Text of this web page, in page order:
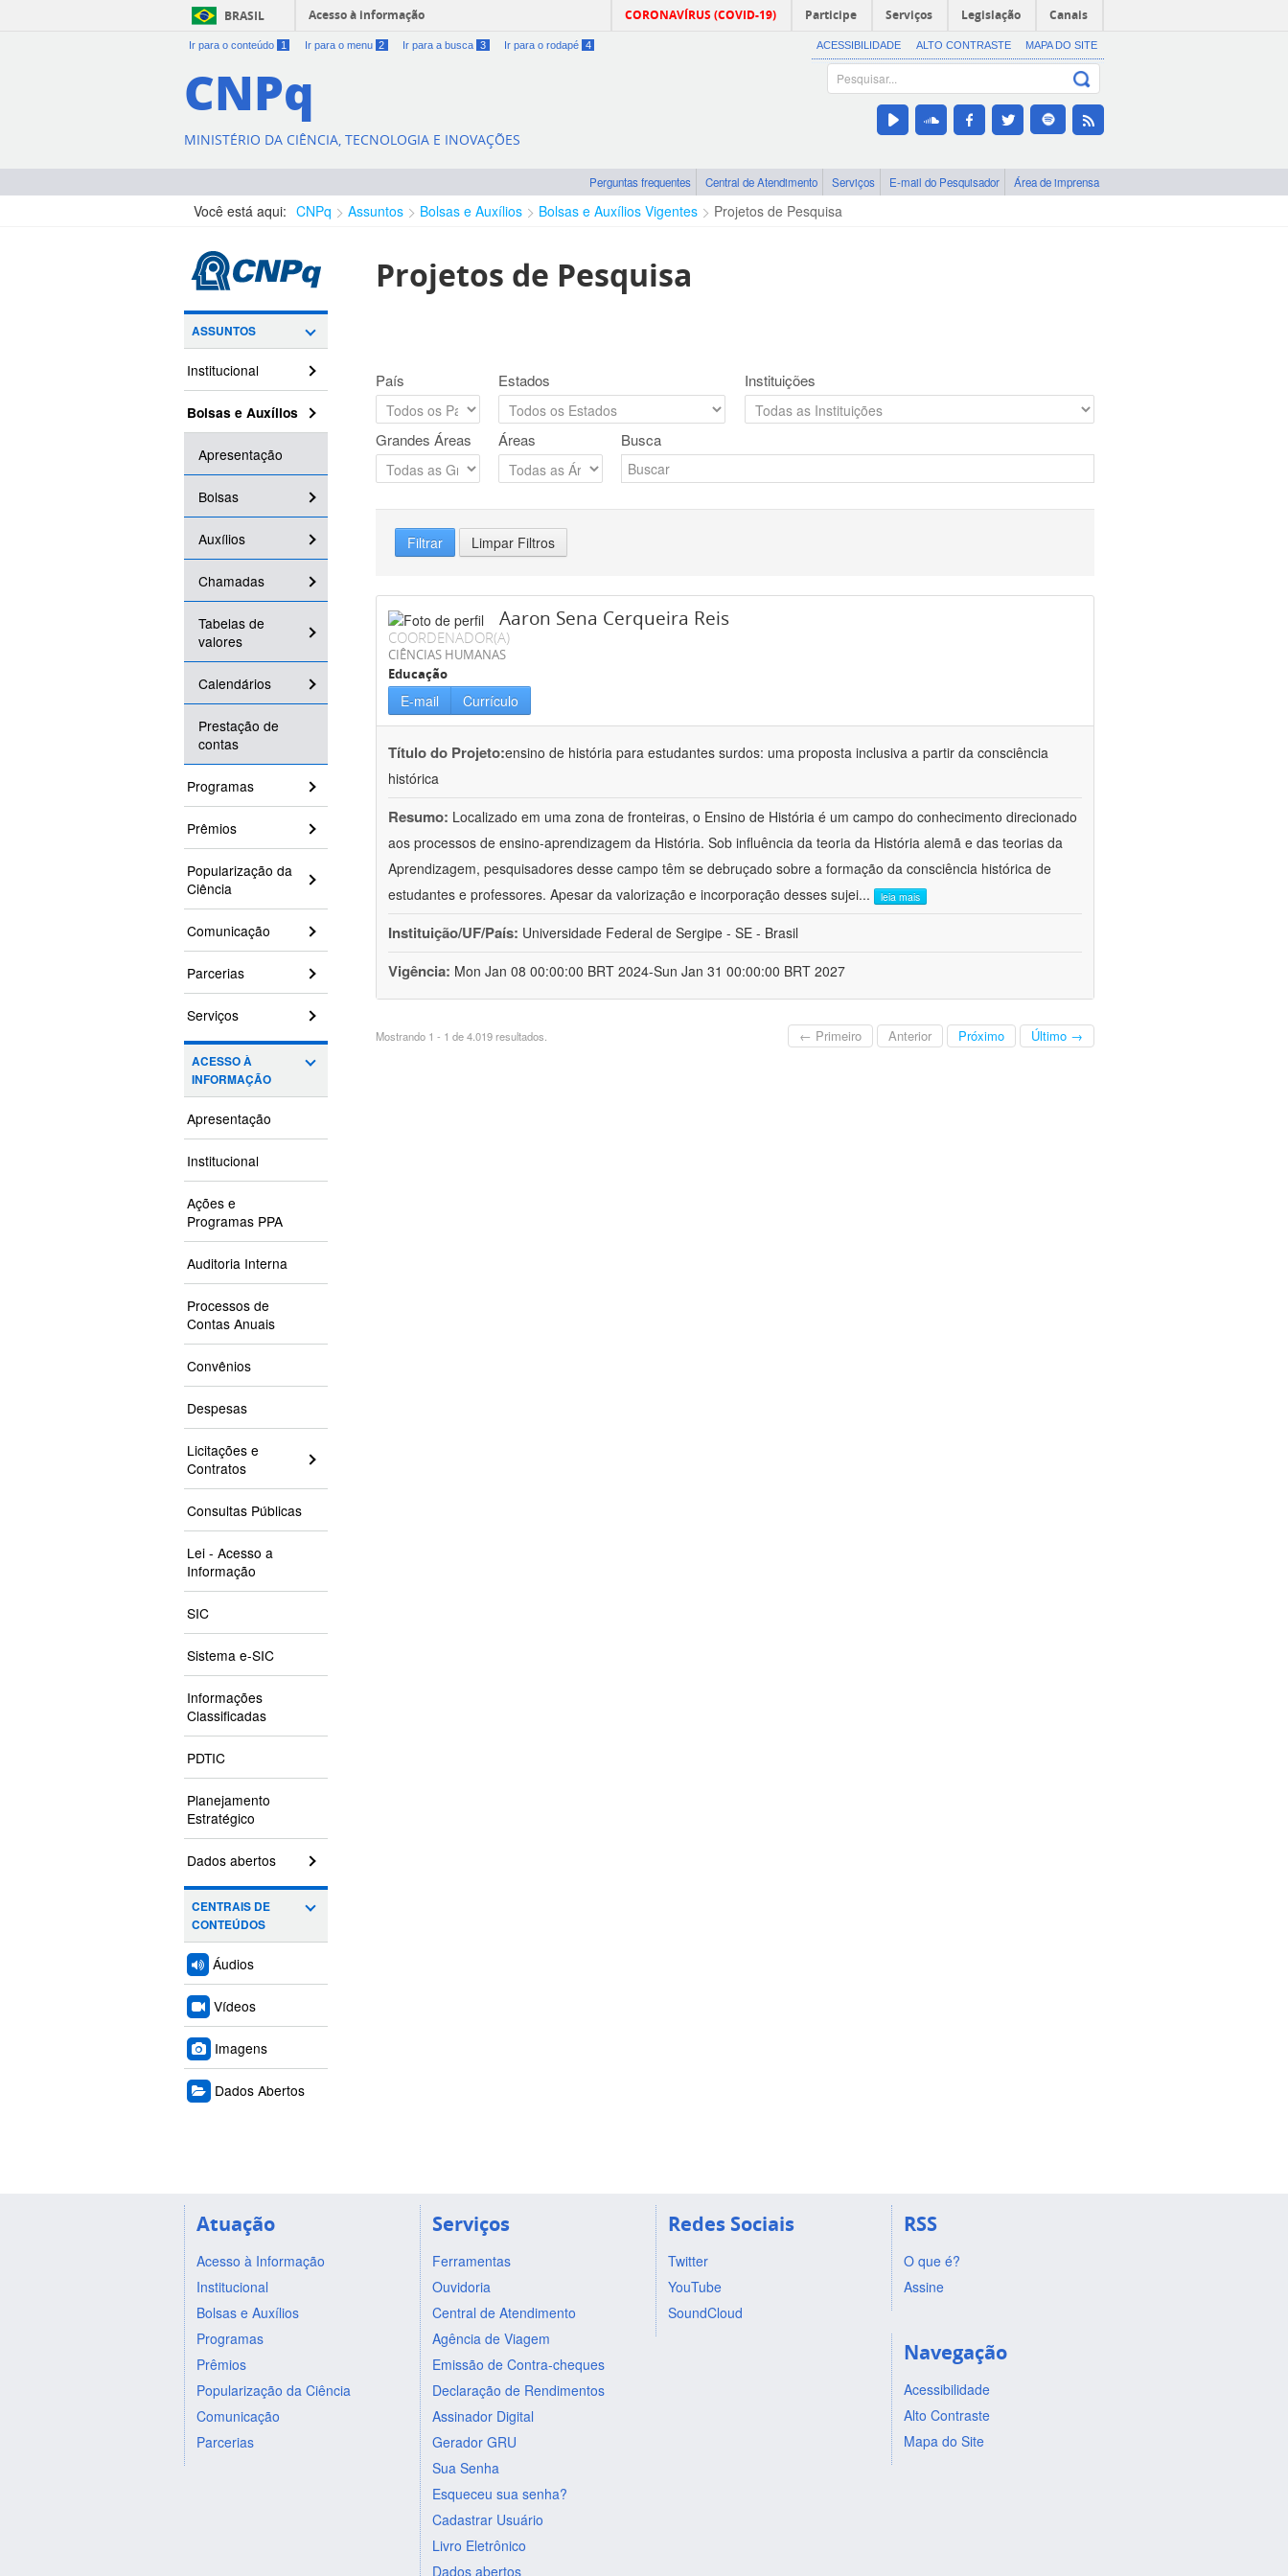
BRASIL Acesso à informação CORONAVÍRUS (COVID-19) Participe Serviços Legislação Canais
Ir para o conteúdo 1 Ir para o menu 2 Ir para a busca 3 Ir para o rodapé 4 ACESSIBILIDADE ALTO CONTRASTE MAPA DO SITE
CNPq
MINISTÉRIO DA CIÊNCIA, TECNOLOGIA E INOVAÇÕES
Perguntas frequentes Central de Atendimento Serviços E-mail do Pesquisador Área de imprensa
Você está aqui: CNPq Assuntos Bolsas e Auxílios Bolsas e Auxílios Vigentes Projetos de Pesquisa
ASSUNTOS
Institucional
Bolsas e Auxílios
Apresentação
Bolsas
Auxílios
Chamadas
Tabelas de
valores
Calendários
Prestação de
contas
Programas
Prêmios
Popularização da
Ciência
Comunicação
Parcerias
Serviços
ACESSO À
INFORMAÇÃO
Apresentação
Institucional
Ações e
Programas PPA
Auditoria Interna
Processos de
Contas Anuais
Convênios
Despesas
Licitações e
Contratos
Consultas Públicas
Lei - Acesso a
Informação
SIC
Sistema e-SIC
Informações
Classificadas
PDTIC
Planejamento
Estratégico
Dados abertos
CENTRAIS DE
CONTEÚDOS
Áudios
Vídeos
Imagens
Dados Abertos
Projetos de Pesquisa
País Estados Instituições
Grandes Áreas Áreas Busca
Filtrar Limpar Filtros
Aaron Sena Cerqueira Reis
COORDENADOR(A)
CIÊNCIAS HUMANAS
Educação
E-mail Currículo
Título do Projeto:ensino de história para estudantes surdos: uma proposta inclusiva a partir da consciência
histórica
Resumo: Localizado em uma zona de fronteiras, o Ensino de História é um campo do conhecimento direcionado
aos processos de ensino-aprendizagem da História. Sob influência da teoria da História alemã e das teorias da
Aprendizagem, pesquisadores desse campo têm se debruçado sobre a formação da consciência histórica de
estudantes e professores. Apesar da valorização e incorporação desses sujei... leia mais
Instituição/UF/País: Universidade Federal de Sergipe - SE - Brasil
Vigência: Mon Jan 08 00:00:00 BRT 2024-Sun Jan 31 00:00:00 BRT 2027
Mostrando 1 - 1 de 4.019 resultados. ← Primeiro Anterior Próximo Último →
Atuação
Acesso à Informação
Institucional
Bolsas e Auxílios
Programas
Prêmios
Popularização da Ciência
Comunicação
Parcerias
Serviços
Ferramentas
Ouvidoria
Central de Atendimento
Agência de Viagem
Emissão de Contra-cheques
Declaração de Rendimentos
Assinador Digital
Gerador GRU
Sua Senha
Esqueceu sua senha?
Cadastrar Usuário
Livro Eletrônico
Dados abertos
Redes Sociais
Twitter
YouTube
SoundCloud
RSS
O que é?
Assine
Navegação
Acessibilidade
Alto Contraste
Mapa do Site